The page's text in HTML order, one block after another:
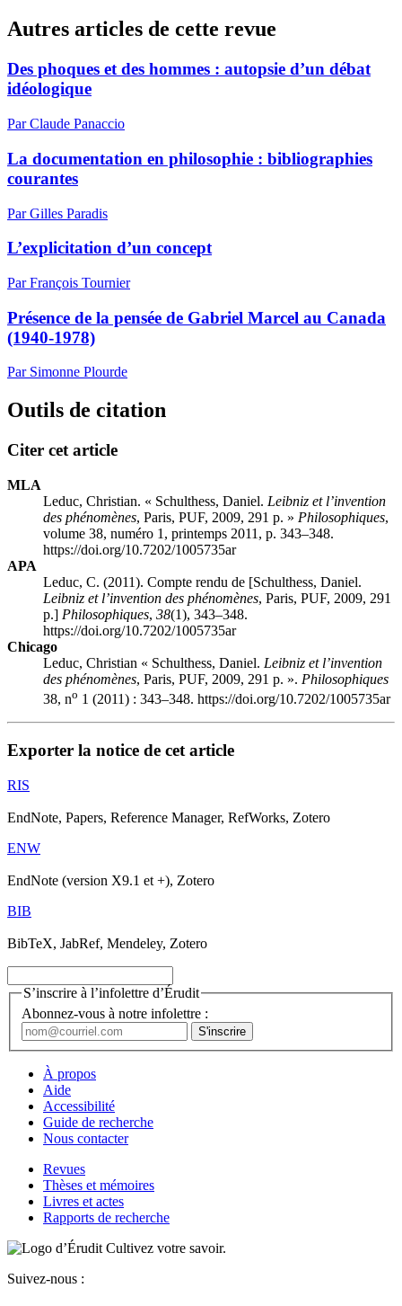
Autres articles de cette revue
Des phoques et des hommes : autopsie d’un débat
idéologique
Par Claude Panaccio
La documentation en philosophie : bibliographies
courantes
Par Gilles Paradis
L’explicitation d’un concept
Par François Tournier
Présence de la pensée de Gabriel Marcel au Canada
(1940-1978)
Par Simonne Plourde
Outils de citation
Citer cet article
MLA
Leduc, Christian. « Schulthess, Daniel. Leibniz et l’invention
des phénomènes, Paris, PUF, 2009, 291 p. » Philosophiques,
volume 38, numéro 1, printemps 2011, p. 343–348.
https://doi.org/10.7202/1005735ar
APA
Leduc, C. (2011). Compte rendu de [Schulthess, Daniel.
Leibniz et l’invention des phénomènes, Paris, PUF, 2009, 291
p.] Philosophiques, 38(1), 343–348.
https://doi.org/10.7202/1005735ar
Chicago
Leduc, Christian « Schulthess, Daniel. Leibniz et l’invention
des phénomènes, Paris, PUF, 2009, 291 p. ». Philosophiques
38, no 1 (2011) : 343–348. https://doi.org/10.7202/1005735ar
Exporter la notice de cet article
RIS
EndNote, Papers, Reference Manager, RefWorks, Zotero
ENW
EndNote (version X9.1 et +), Zotero
BIB
BibTeX, JabRef, Mendeley, Zotero
S’inscrire à l’infolettre d’Érudit
Abonnez-vous à notre infolettre :
À propos
Aide
Accessibilité
Guide de recherche
Nous contacter
Revues
Thèses et mémoires
Livres et actes
Rapports de recherche
Cultivez votre savoir.
Suivez-nous :